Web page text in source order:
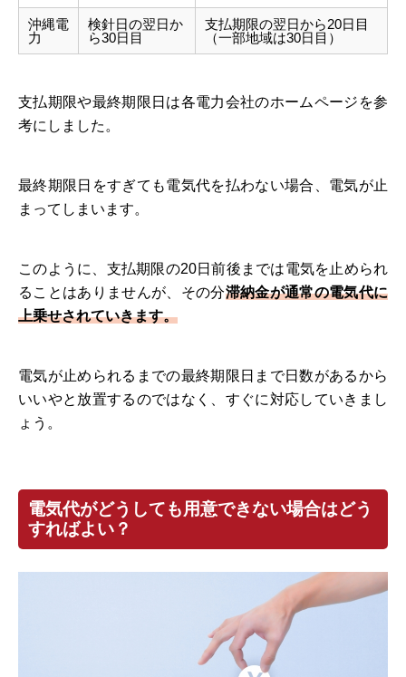
沖縄電
力
検針日の翌日か
ら30日目
支払期限の翌日から20日目
（一部地域は30日目）
支払期限や最終期限日は各電力会社のホームページを参
考にしました。
最終期限日をすぎても電気代を払わない場合、電気が止
まってしまいます。
このように、支払期限の20日前後までは電気を止められ
ることはありませんが、その分滞納金が通常の電気代に
上乗せされていきます。
電気が止められるまでの最終期限日まで日数があるから
いいやと放置するのではなく、すぐに対応していきまし
ょう。
電気代がどうしても用意できない場合はどう
すればよい？